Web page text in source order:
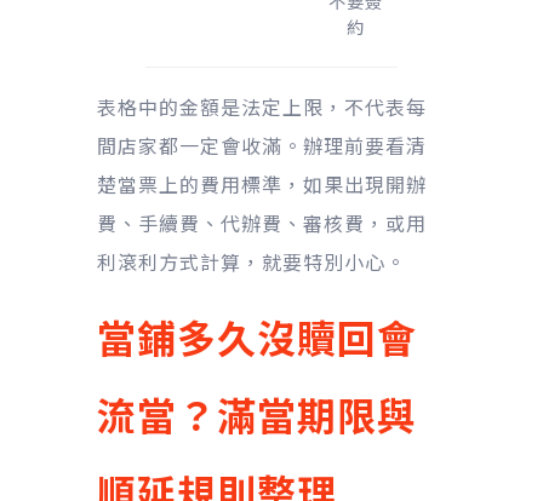
約
表格中的金額是法定上限，不代表每
間店家都一定會收滿。辦理前要看清
楚當票上的費用標準，如果出現開辦
費、手續費、代辦費、審核費，或用
利滾利方式計算，就要特別小心。
當鋪多久沒贖回會
流當？滿當期限與